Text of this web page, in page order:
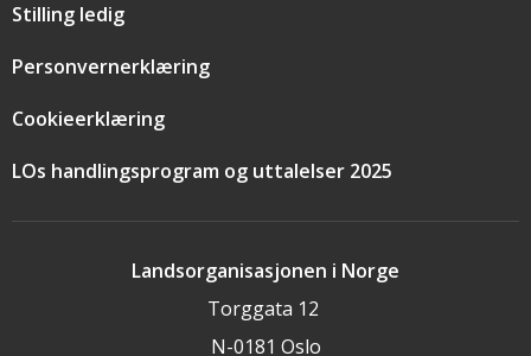
Landsorganisasjonen i Norge
Torggata 12
N-0181 Oslo
Stilling ledig
Personvernerklæring
Cookieerklæring
LOs handlingsprogram og uttalelser 2025